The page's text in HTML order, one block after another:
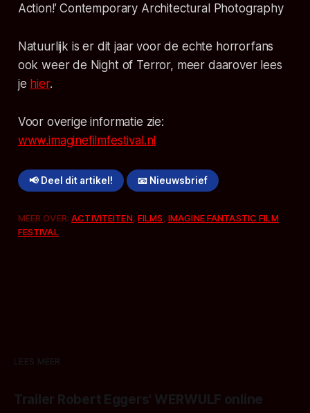
Action!’ Contemporary Architectural Photography
Natuurlijk is er dit jaar voor de echte horrorfans
ook weer de Night of Terror, meer daarover lees
je hier.
Voor overige informatie zie:
www.imaginefilmfestival.nl
📢 Deel dit artikel! 📧 Nieuwsbrief
MEER OVER:ACTIVITEITEN, FILMS, IMAGINE FANTASTIC FILM
FESTIVAL
LEES MEER
Trailer Robert Eggers' WERWULF online